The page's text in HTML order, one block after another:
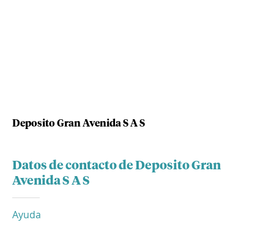
Deposito Gran Avenida S A S
Datos de contacto de Deposito Gran
Avenida S A S
Ayuda